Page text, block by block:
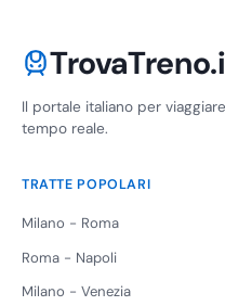
Il portale italiano per
tempo reale.
TRATTE POPOLARI
Milano - Roma
Roma - Napoli
Milano - Venezia